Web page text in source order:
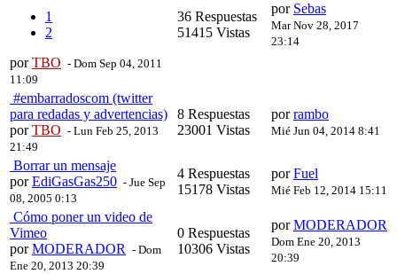
1
2
porTBO - Dom Sep 04, 2011
11:09
36 Respuestas
51415 Vistas
por Sebas
Mar Nov 28, 2017
23:14
#embarradoscom (twitter
para redadas y advertencias)
porTBO - Lun Feb 25, 2013
21:49
8 Respuestas
23001 Vistas
porrambo
Mié Jun 04, 2014 8:41
Borrar un mensaje
porEdiGasGas250 - Jue Sep
08, 2005 0:13
4 Respuestas
15178 Vistas
porFuel
Mié Feb 12, 2014 15:11
Cómo poner un video de
Vimeo
porMODERADOR - Dom
Ene 20, 2013 20:39
0 Respuestas
10306 Vistas
porMODERADOR
Dom Ene 20, 2013
20:39